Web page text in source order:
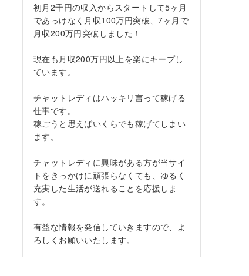
初月2千円の収入からスタートして5ヶ月
であっけなく月収100万円突破、7ヶ月で
月収200万円突破しました！
現在も月収200万円以上を楽にキープし
ています。
チャットレディはハッキリ言って稼げる
仕事です。
稼ごうと思えばいくらでも稼げてしまい
ます。
チャットレディに興味がある方が当サイ
トをきっかけに頑張らなくても、ゆるく
充実した生活が送れることを応援しま
す。
有益な情報を発信していきますので、よ
ろしくお願いいたします。